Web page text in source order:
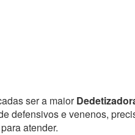
ser a maior
defensivos e venenos,
atender.